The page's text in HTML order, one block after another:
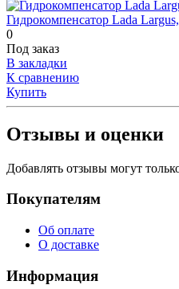
Гидрокомпенсатор Lada
0
Под заказ
В закладки
К сравнению
Купить
Отзывы и оценки
Добавлять отзывы могут
Покупателям
Об оплате
О доставке
Информация